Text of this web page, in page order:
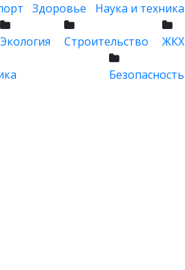
Здоровье Наука и техника
Экология Строительство ЖКХ
Безопасность